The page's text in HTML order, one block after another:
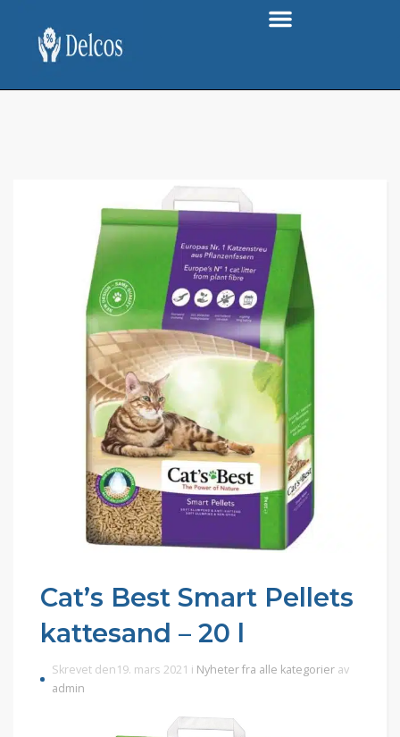
Cat’s Best Smart Pellets
kattesand – 20 l
Skrevet den19. mars 2021 i Nyheter fra alle kategorier av
admin